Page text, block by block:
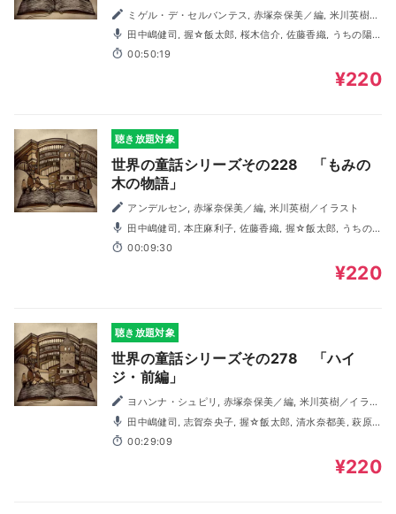
イラスト
子, 志賀奈央子, 福田純, 村上馨, 本庄麻利子
00:50:19
¥220
聴き放題対象
世界の童話シリーズその228 「もみの
木の物語」
アンデルセン, 赤塚奈保美／編, 米川英樹／イラスト
陽子, 福田純, 前田靖子, 萩原ゆい, 村上馨
00:09:30
¥220
聴き放題対象
世界の童話シリーズその278 「ハイ
ジ・前編」
ト
ゆい, 前田靖子, 福田純, 佐藤香織, うちの陽子
00:29:09
¥220